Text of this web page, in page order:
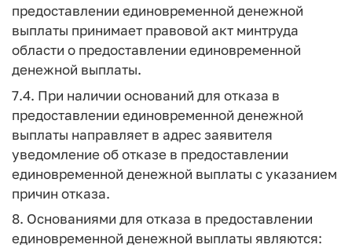
предоставлении единовременной денежной
выплаты принимает правовой акт минтруда
области о предоставлении единовременной
денежной выплаты.
7.4. При наличии оснований для отказа в
предоставлении единовременной денежной
выплаты направляет в адрес заявителя
уведомление об отказе в предоставлении
единовременной денежной выплаты с указанием
причин отказа.
8. Основаниями для отказа в предоставлении
единовременной денежной выплаты являются: